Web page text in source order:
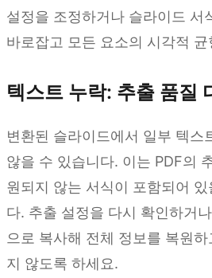
설정을 조정하거나 슬라이드 서
바로잡고 모든 요소의 시각적
텍스트 누락: 추출 품질
변환된 슬라이드에서 일부 텍스
않을 수 있습니다. 이는 PDF의
원되지 않는 서식이 포함되어
다. 추출 설정을 다시 확인하거
으로 복사해 전체 정보를 복원
지 않도록 하세요.